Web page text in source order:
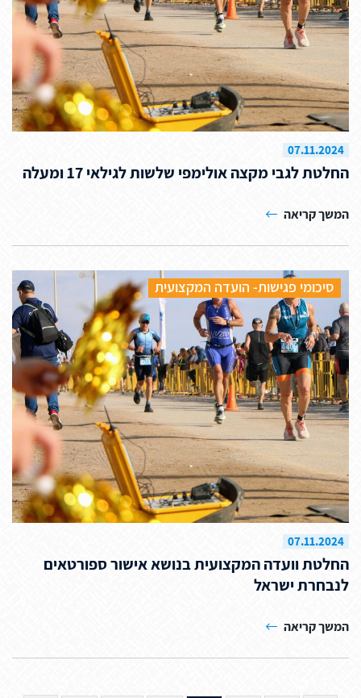
החלטת לגבי מקצה אולימפי שלשות לגילאי 17 ומעלה
07.11.2024
המשך קריאה
החלטת וועדה המקצועית בנושא אישור ספורטאים
לנבחרת ישראל
07.11.2024
המשך קריאה
סיכומי פגישות- הועדה המקצועית